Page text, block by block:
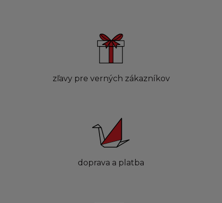
zľavy pre verných zákazníkov
doprava a platba